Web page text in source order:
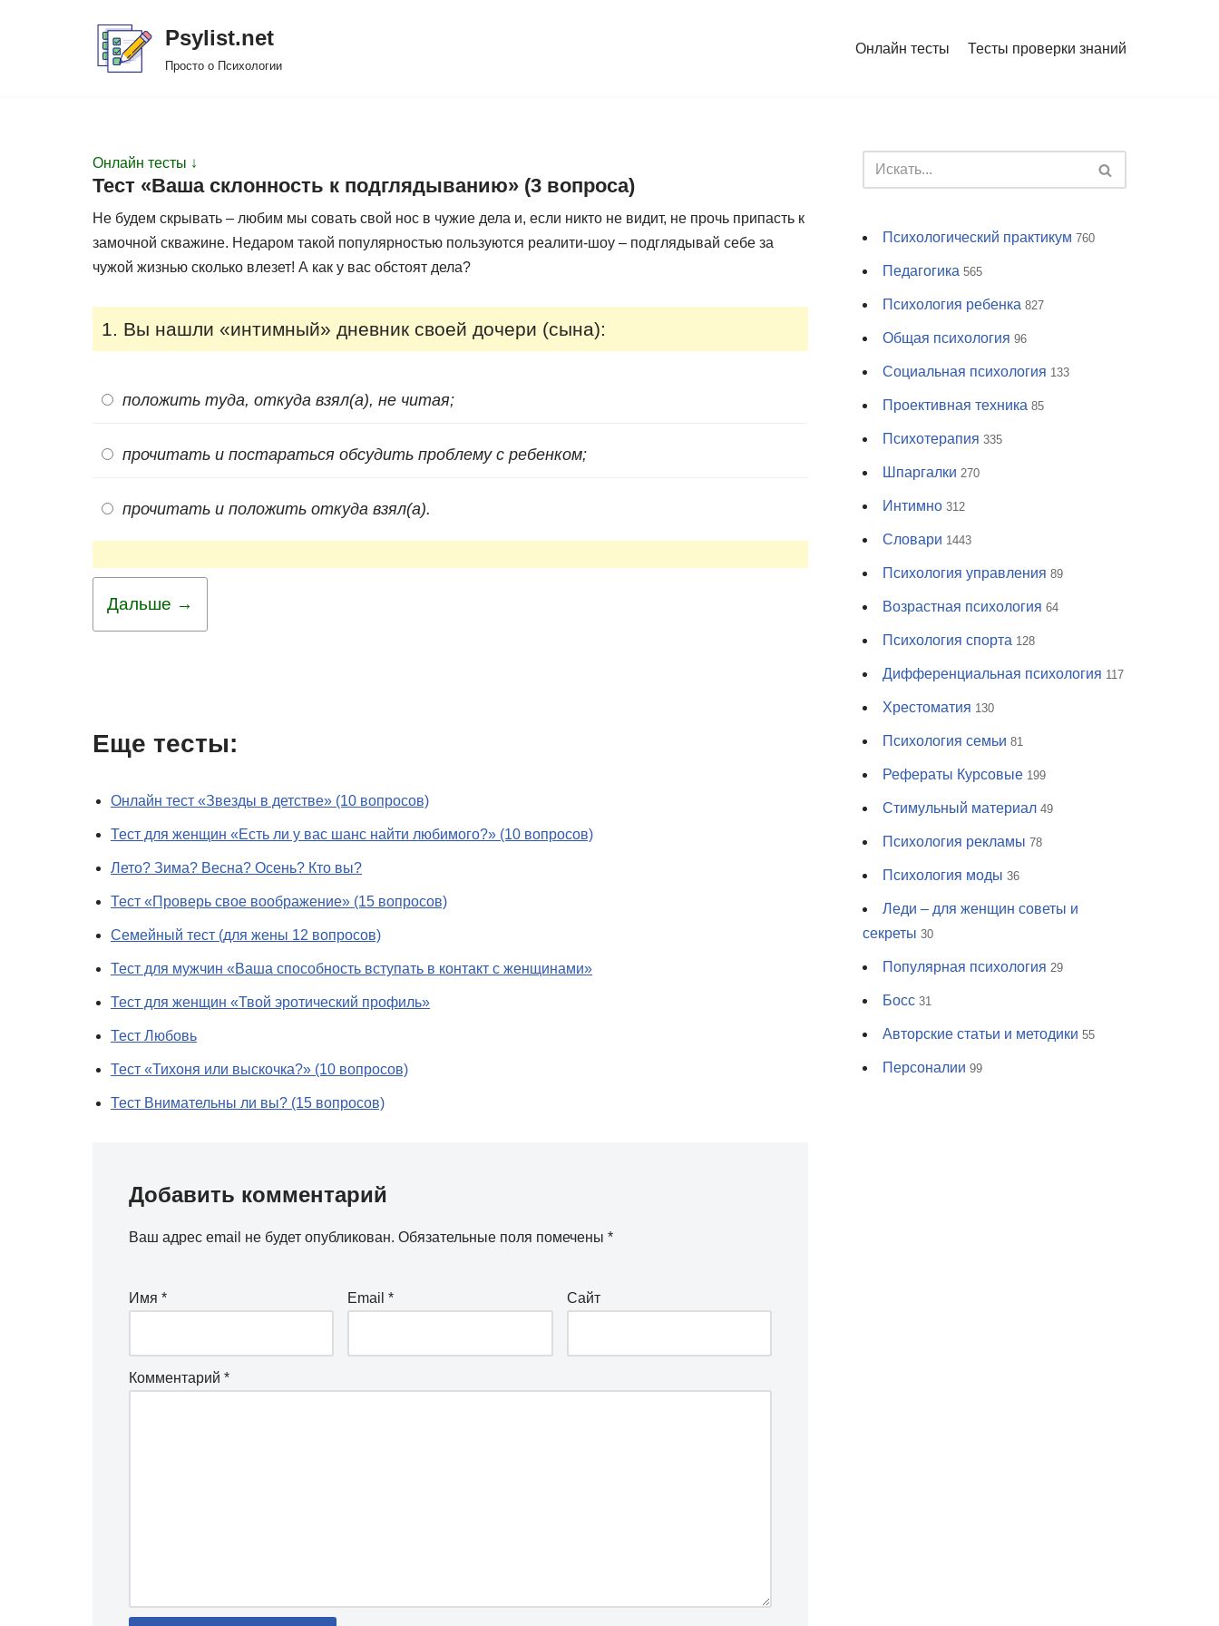
Psylist.net
Просто о Психологии
Онлайн тесты Тесты проверки знаний
Онлайн тесты ↓
Тест «Ваша склонность к подглядыванию» (3 вопроса)
Не будем скрывать – любим мы совать свой нос в чужие дела и, если никто не видит, не прочь припасть к
замочной скважине. Недаром такой популярностью пользуются реалити-шоу – подглядывай себе за
чужой жизнью сколько влезет! А как у вас обстоят дела?
1. Вы нашли «интимный» дневник своей дочери (сына):
положить туда, откуда взял(а), не читая;
прочитать и постараться обсудить проблему с ребенком;
прочитать и положить откуда взял(а).
Дальше →
Еще тесты:
Онлайн тест «Звезды в детстве» (10 вопросов)
Тест для женщин «Есть ли у вас шанс найти любимого?» (10 вопросов)
Лето? Зима? Весна? Осень? Кто вы?
Тест «Проверь свое воображение» (15 вопросов)
Семейный тест (для жены 12 вопросов)
Тест для мужчин «Ваша способность вступать в контакт с женщинами»
Тест для женщин «Твой эротический профиль»
Тест Любовь
Тест «Тихоня или выскочка?» (10 вопросов)
Тест Внимательны ли вы? (15 вопросов)
Добавить комментарий
Ваш адрес email не будет опубликован. Обязательные поля помечены *
Имя * Email* Сайт
Комментарий *
Психологический практикум 760
Педагогика 565
Психология ребенка 827
Общая психология 96
Социальная психология 133
Проективная техника 85
Психотерапия 335
Шпаргалки 270
Интимно 312
Словари 1443
Психология управления 89
Возрастная психология 64
Психология спорта 128
Дифференциальная психология 117
Хрестоматия 130
Психология семьи 81
Рефераты Курсовые 199
Стимульный материал 49
Психология рекламы 78
Психология моды 36
Леди – для женщин советы и
секреты 30
Популярная психология 29
Босс 31
Авторские статьи и методики 55
Персоналии 99